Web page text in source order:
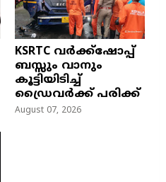
KSRTC വർക്ക്ഷോപ്പ്
ബസ്സും വാനും
കൂട്ടിയിടിച്ച്
ഡ്രൈവർക്ക് പരിക്ക്
August 07, 2026